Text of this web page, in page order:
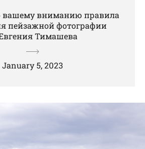
вашему вниманию правила
пейзажной фотографии
Тимашева
January 5, 2023